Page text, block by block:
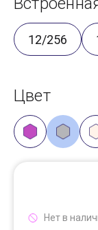
12/256
Цвет
Нет в